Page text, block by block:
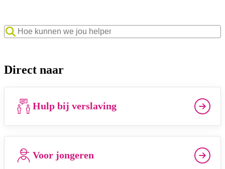
Zoekwoord
Direct naar
Hulp bij verslaving
Voor jongeren